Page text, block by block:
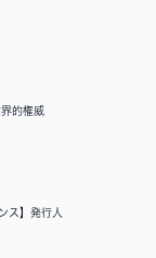
的権威
ス】発行人